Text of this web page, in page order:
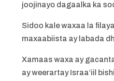
joojinayo dagaalka ka
Sidoo kale waxaa la
maxaabiista ay labada
Xamaas waxa ay
ay weerartay Israa’iil